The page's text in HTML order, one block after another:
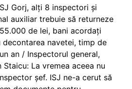
Gorj, alți 8 inspectori și
auxiliar trebuie să returneze
de lei, bani acordați
decontarea navetei, timp de
an / Inspectorul general,
Staicu: La vremea aceea nu
șef. ISJ ne-a cerut să